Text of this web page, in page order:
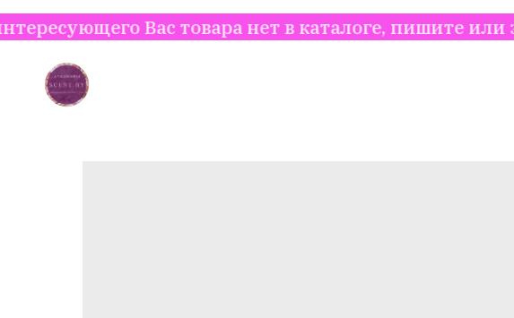
Вас товара нет в каталоге, пишите или звоните,